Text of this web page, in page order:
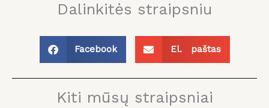
Dalinkitės straipsniu
Facebook El. paštas
Kiti mūsų straipsniai